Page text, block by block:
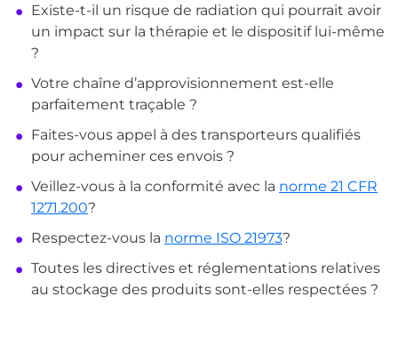
Existe-t-il un risque de radiation qui pourrait avoir
un impact sur la thérapie et le dispositif lui-même
?
Votre chaîne d’approvisionnement est-elle
parfaitement traçable ?
Faites-vous appel à des transporteurs qualifiés
pour acheminer ces envois ?
Veillez-vous à la conformité avec la norme 21 CFR
1271.200?
Respectez-vous la norme ISO 21973?
Toutes les directives et réglementations relatives
au stockage des produits sont-elles respectées ?